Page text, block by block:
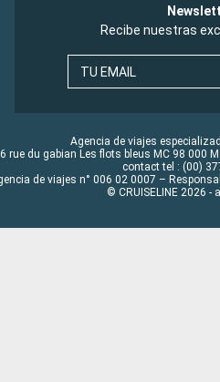
Recibe nuestras
TU EMAIL
Agencia de viajes
rue du gabian Les flots bleus MC 98 000
contact tel : (00)
de viajes n° 006 02 0007 –
© CRUISELINE 2026 -